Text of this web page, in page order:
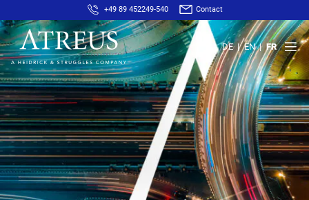
+49 89 452249-540 Contact
DE EN FR